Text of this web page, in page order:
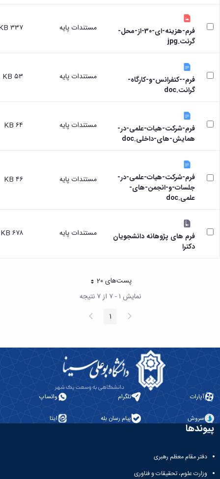
فرم-هزینه-ای-30-از-محل-
گرنت.jpg
مستندات پایه ۳۳۷ KB
فرم--کنفرانس-و-کارگاه-
گرانت.doc
مستندات پایه ۵۳ KB
فرم-شرکت-هیات-علمی-در-
همایش-های-داخلی.doc
مستندات پایه ۶۴ KB
فرم-شرکت-هیات-علمی-در-
جلسات-و-انجمن-های-
علمی.doc
مستندات پایه ۴۶ KB
فرم های پژوهانه دانشجویان
دکترا
مستندات پایه ۶۷۸ KB
پست‌‌های 20هر صفحه
نمایش ۱ - ۷ از ۷ نتیجه
پیغام
قبلی صفحه1 صفحه
بعد
آپارات تلگرام واتساپ
سروش پیام رسان بله ایتا
پیوندها
دفتر مقام معظم رهبری
وزارت علوم، تحقیقات و فناوری